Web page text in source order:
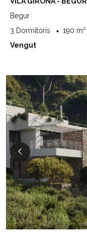
Begur
3 Dormitoris
190 m²
Vengut